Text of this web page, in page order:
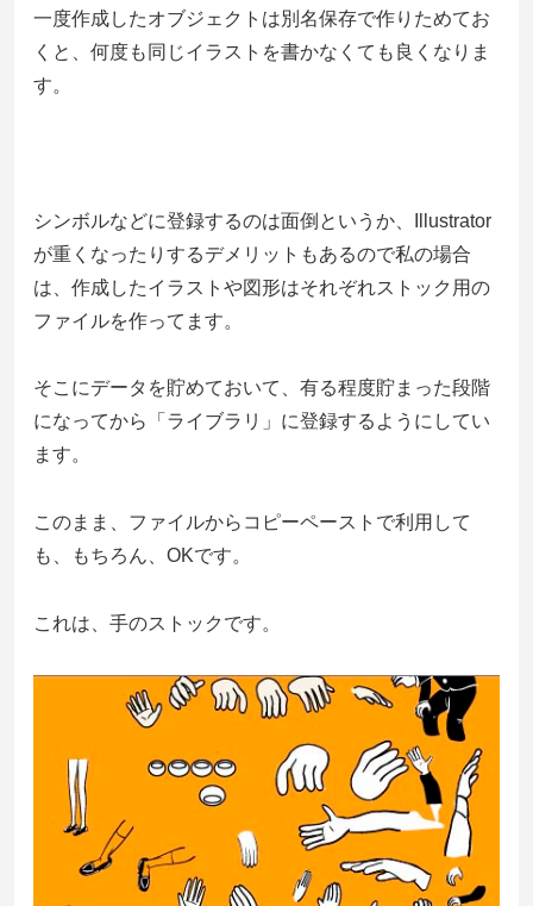
一度作成したオブジェクトは別名保存で作りためてお
くと、何度も同じイラストを書かなくても良くなりま
す。
シンボルなどに登録するのは面倒というか、Illustrator
が重くなったりするデメリットもあるので私の場合
は、作成したイラストや図形はそれぞれストック用の
ファイルを作ってます。
そこにデータを貯めておいて、有る程度貯まった段階
になってから「ライブラリ」に登録するようにしてい
ます。
このまま、ファイルからコピーペーストで利用して
も、もちろん、OKです。
これは、手のストックです。